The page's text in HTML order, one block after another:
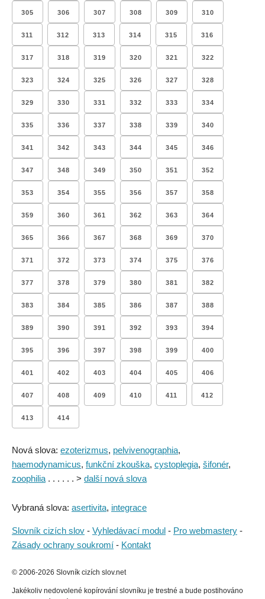
305 306 307 308 309 310
311 312 313 314 315 316
317 318 319 320 321 322
323 324 325 326 327 328
329 330 331 332 333 334
335 336 337 338 339 340
341 342 343 344 345 346
347 348 349 350 351 352
353 354 355 356 357 358
359 360 361 362 363 364
365 366 367 368 369 370
371 372 373 374 375 376
377 378 379 380 381 382
383 384 385 386 387 388
389 390 391 392 393 394
395 396 397 398 399 400
401 402 403 404 405 406
407 408 409 410 411 412
413 414
Nová slova: ezoterizmus, pelvivenographia,
haemodynamicus, funkční zkouška, cystoplegia, šifonér,
zoophilia . . . . . . > další nová slova
Vybraná slova: asertivita, integrace
Slovník cizích slov - Vyhledávací modul - Pro webmastery -
Zásady ochrany soukromí - Kontakt
© 2006-2026 Slovník cizích slov.net
Jakékoliv nedovolené kopírování slovníku je trestné a bude postihováno